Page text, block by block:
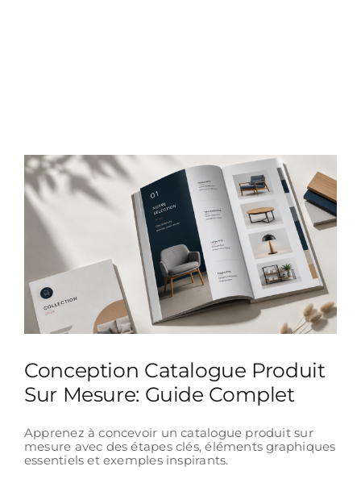
Conception Catalogue Produit
Sur Mesure: Guide Complet
Apprenez à concevoir un catalogue produit sur
mesure avec des étapes clés, éléments graphiques
essentiels et exemples inspirants.